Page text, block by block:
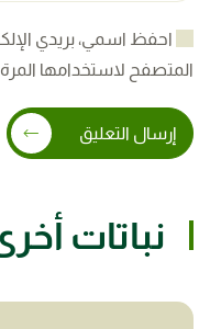
احفظ اسمي، بريدي
المتصفح لاستخدامها
إرسال التعليق
نباتات